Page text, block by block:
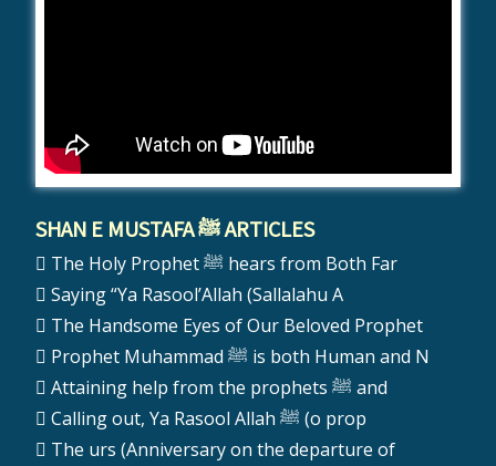
SHAN E MUSTAFA ﷺ ARTICLES
The Holy Prophet ﷺ hears from Both Far
Saying “Ya Rasool’Allah (Sallalahu A
The Handsome Eyes of Our Beloved Prophet
Prophet Muhammad ﷺ is both Human and N
Attaining help from the prophets ﷺ and
Calling out, Ya Rasool Allah ﷺ (o prop
The urs (Anniversary on the departure of